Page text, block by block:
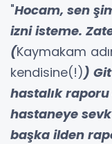
"Hocam, sen
izni isteme.
(Kaymakam
kendisine(!))
hastalık
hastaneye
başka ilden